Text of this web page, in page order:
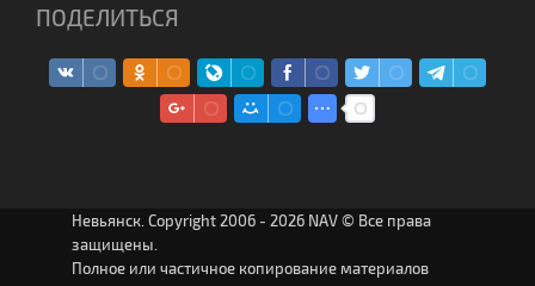
ПОДЕЛИТЬСЯ
Невьянск. Copyright 2006 - 2026 NAV © Все права
защищены.
Полное или частичное копирование материалов